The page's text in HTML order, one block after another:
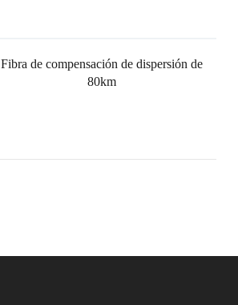
Fibra de compensación de dispersión de
80km